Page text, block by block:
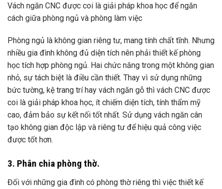
Vách ngăn CNC được coi là giải pháp khoa học để ngăn
cách giữa phòng ngủ và phòng làm việc
Phòng ngủ là không gian riêng tư, mang tính chất tĩnh. Nhưng
nhiều gia đình không đủ diện tích nên phải thiết kế phòng
học tích hợp phòng ngủ. Hai chức năng trong một không gian
nhỏ, sự tách biệt là điều cần thiết. Thay vì sử dụng những
bức tường, kệ trang trí hay vách ngăn gỗ thì vách CNC được
coi là giải pháp khoa học, ít chiếm diện tích, tính thẩm mỹ
cao, đảm bảo sự kết nối tốt nhất. Sử dụng vách ngăn cân
tạo không gian độc lập và riêng tư để hiệu quả công việc
được tốt hơn.
3. Phân chia phòng thờ.
Đối với những gia đình có phòng thờ riêng thì việc thiết kế